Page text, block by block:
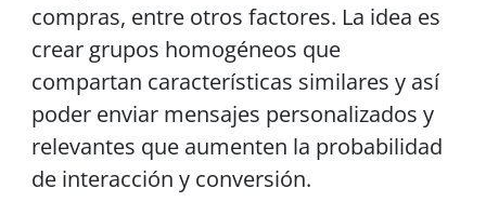
compras, entre otros factores. La idea es
crear grupos homogéneos que
compartan características similares y así
poder enviar mensajes personalizados y
relevantes que aumenten la probabilidad
de interacción y conversión.